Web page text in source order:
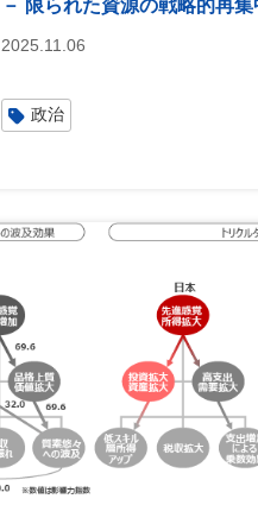
－ 限られた資源の戦略的再
2025.11.06
政治